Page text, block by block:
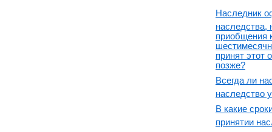
Наследник
наследства,
приобщения
принят этот
позже?
Всегда ли
наследство
В какие
принятии